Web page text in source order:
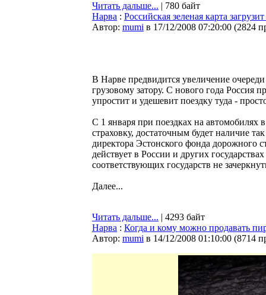
Читать дальше... | 780 байт
Нарва : Российская зеленая карта
Автор: mumi в 17/12/2008 07:20:00 (2824
В Нарве предвидится увеличение
грузовому затору. С нового года Россия
упростит и удешевит поездку туда -
С 1 января при поездках на
страховку, достаточным будет наличие
директора Эстонского фонда дорожного
действует в России и других
соответствующих государств не
Далее...
Читать дальше... | 4293 байт
Нарва : Когда и кому можно продавать
Автор: mumi в 14/12/2008 01:10:00 (8714